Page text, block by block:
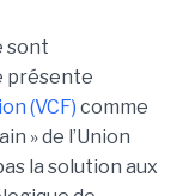
sont
présente
(VCF) comme
» de l’Union
la solution aux